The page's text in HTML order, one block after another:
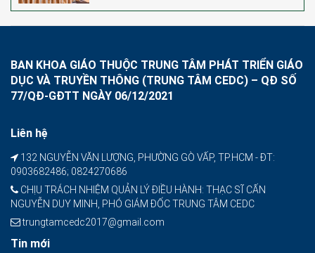
BAN KHOA GIÁO THUỘC TRUNG TÂM PHÁT TRIỂN GIÁO
DỤC VÀ TRUYỀN THÔNG (TRUNG TÂM CEDC) – QĐ SỐ
77/QĐ-GĐTT NGÀY 06/12/2021
Liên hệ
132 NGUYỄN VĂN LƯỢNG, PHƯỜNG GÒ VẤP, TP.HCM - ĐT:
0903682486; 0824270686
CHỊU TRÁCH NHIỆM QUẢN LÝ ĐIỀU HÀNH: THẠC SĨ CẤN
NGUYỄN DUY MINH, PHÓ GIÁM ĐỐC TRUNG TÂM CEDC
trungtamcedc2017@gmail.com
Tin mới